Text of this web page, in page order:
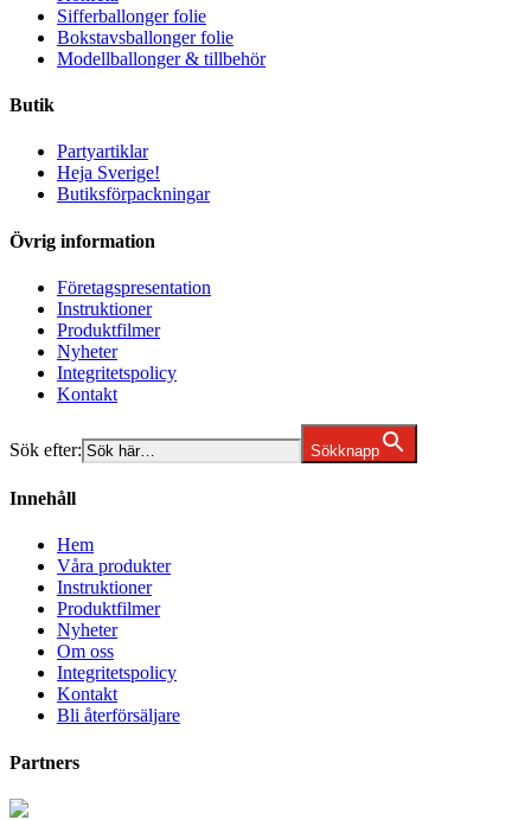
Sifferballonger folie
Bokstavsballonger folie
Modellballonger & tillbehör
Butik
Partyartiklar
Heja Sverige!
Butiksförpackningar
Övrig information
Företagspresentation
Instruktioner
Produktfilmer
Nyheter
Integritetspolicy
Kontakt
Sök efter: Sökknapp
Innehåll
Hem
Våra produkter
Instruktioner
Produktfilmer
Nyheter
Om oss
Integritetspolicy
Kontakt
Bli återförsäljare
Partners